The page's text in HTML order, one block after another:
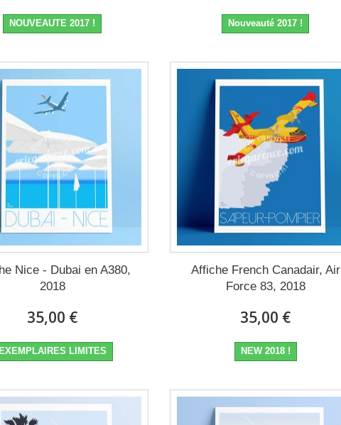
NOUVEAUTE 2017 ! Nouveauté 2017 !
Nice - Dubai en A380,
2018
35,00 €
LIMITES
Affiche French Canadair, Air
Force 83, 2018
35,00 €
NEW 2018 !